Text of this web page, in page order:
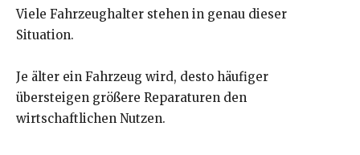
Viele Fahrzeughalter stehen in genau dieser
Situation.
Je älter ein Fahrzeug wird, desto häufiger
übersteigen größere Reparaturen den
wirtschaftlichen Nutzen.